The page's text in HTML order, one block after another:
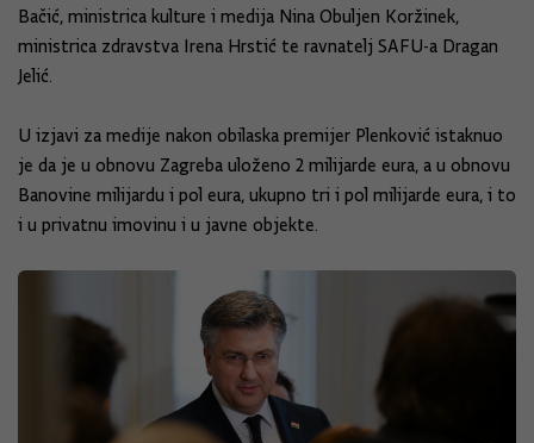
Bačić, ministrica kulture i medija Nina Obuljen Koržinek,
ministrica zdravstva Irena Hrstić te ravnatelj SAFU-a Dragan
Jelić.
U izjavi za medije nakon obilaska premijer Plenković istaknuo
je da je u obnovu Zagreba uloženo 2 milijarde eura, a u obnovu
Banovine milijardu i pol eura, ukupno tri i pol milijarde eura, i to
i u privatnu imovinu i u javne objekte.